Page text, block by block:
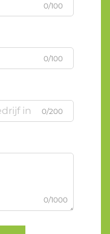
0/100
0/100
0/200
0/1000